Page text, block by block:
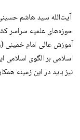
آیت‌الله سید هاشم
حوزه‌های علمیه سراسر
آموزش عالی امام خمینی
اسلامی بر الگوی اسلامی
نیز باید در این زمینه